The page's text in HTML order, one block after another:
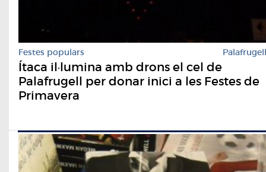
Festes populars Palafrugell
Ítaca il·lumina amb drons el cel de
Palafrugell per donar inici a les Festes de
Primavera